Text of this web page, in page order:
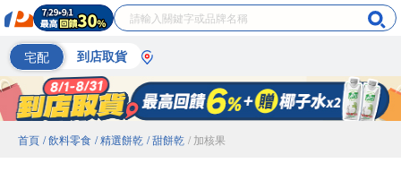
宅配 到店取貨
首頁 / 飲料零食 / 精選餅乾 / 甜餅乾 / 加核果